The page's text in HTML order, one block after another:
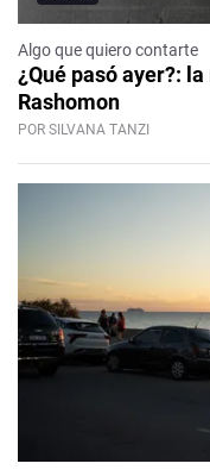
Algo que quiero contarte
¿Qué pasó ayer?:
Rashomon
POR SILVANA TANZI